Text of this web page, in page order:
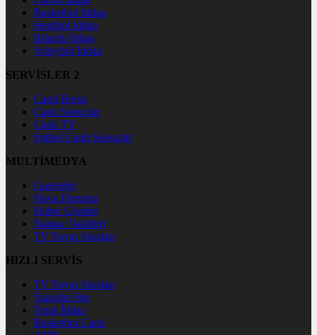
Basketbol İddaa
Hentbol İddaa
Bilardo İddaa
Voleybol İddaa
SERVİSLER 2
Canlı Borsa
Canlı Sonuçlar
Canlı TV
Futbol Canlı Sonuçlar
MULTİMEDYA
Gazeteler
Hava Durumu
Haber Gönder
Namaz Vakitleri
TV Yayın Akışları
HIZLI SERVİS
TV Yayın Akışları
Yazarlar Site
Tenis İddaa
Basketbol Canlı